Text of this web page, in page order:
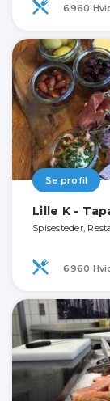
6960
Se profil
Lille K -
Spisesteder,
6960